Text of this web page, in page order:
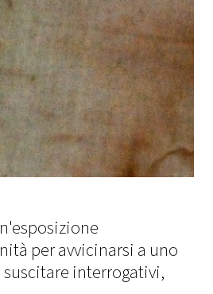
per avvicinarsi a uno
interrogativi,